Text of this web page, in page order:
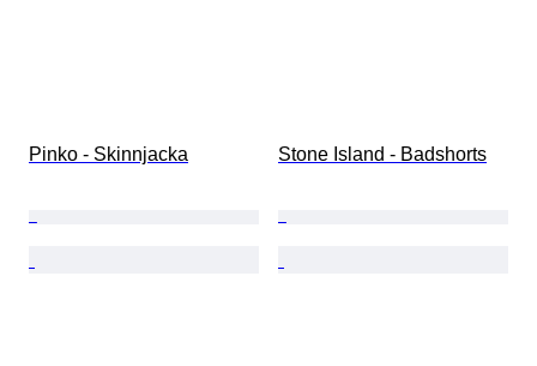
Pinko - Skinnjacka Stone Island - Badshorts